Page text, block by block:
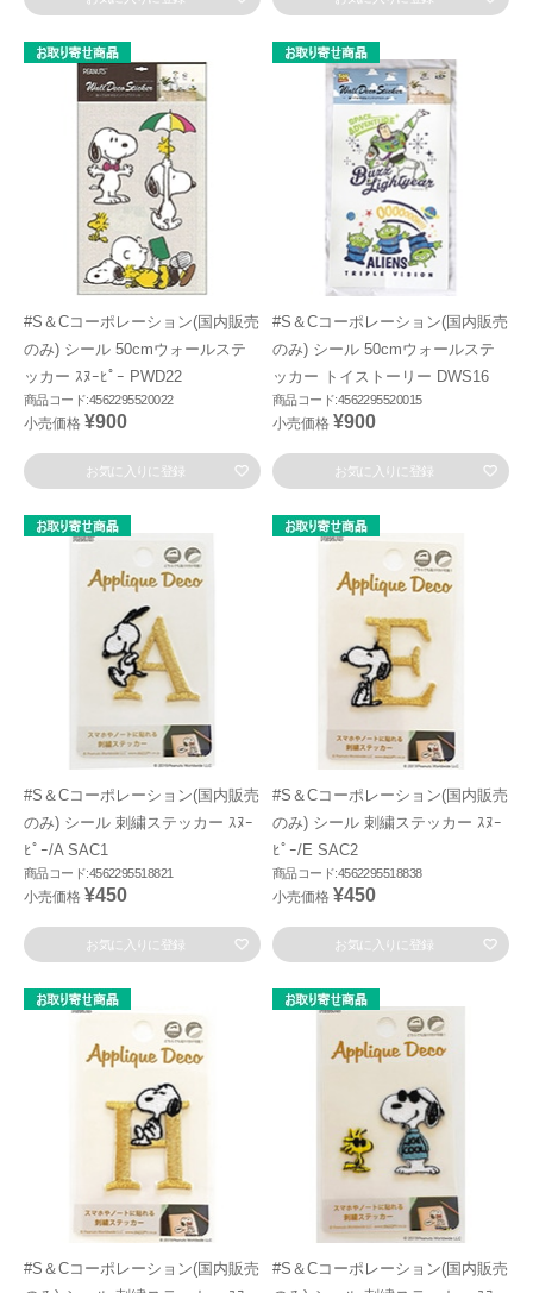
#S＆Cコーポレーション(国内販売
のみ) シール 50cmウォールステ
ッカー ｽﾇｰﾋﾟｰ PWD22
商品コード:4562295520022
小売価格 ¥900
お気に入りに登録
#S＆Cコーポレーション(国内販売
のみ) シール 50cmウォールステ
ッカー トイストーリー DWS16
商品コード:4562295520015
小売価格 ¥900
お気に入りに登録
#S＆Cコーポレーション(国内販売
のみ) シール 刺繍ステッカー ｽﾇｰ
ﾋﾟｰ/A SAC1
商品コード:4562295518821
小売価格 ¥450
お気に入りに登録
#S＆Cコーポレーション(国内販売
のみ) シール 刺繍ステッカー ｽﾇｰ
ﾋﾟｰ/E SAC2
商品コード:4562295518838
小売価格 ¥450
お気に入りに登録
#S＆Cコーポレーション(国内販売
#S＆Cコーポレーション(国内販売